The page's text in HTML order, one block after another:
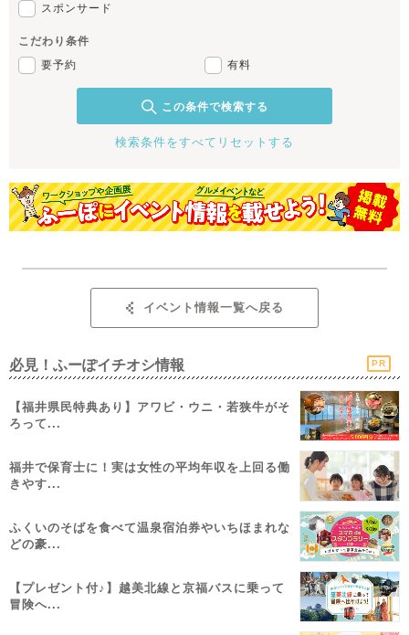
スポンサード
こだわり条件
要予約
有料
この条件で検索する
検索条件をすべてリセットする
イベント情報一覧へ戻る
必見！ふーぽイチオシ情報 PR
【福井県民特典あり】アワビ・ウニ・若狭牛がそ
ろって...
福井で保育士に！実は女性の平均年収を上回る働
きやす...
ふくいのそばを食べて温泉宿泊券やいちほまれな
どの豪...
【プレゼント付♪】越美北線と京福バスに乗って
冒険へ...